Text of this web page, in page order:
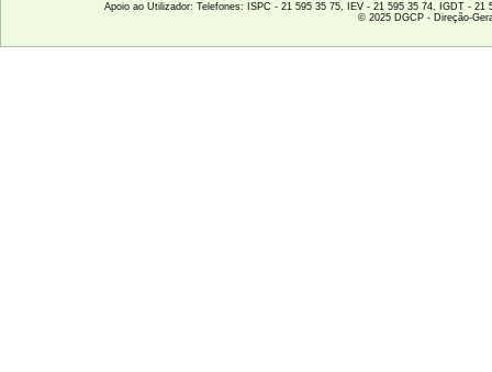
Apoio ao Utilizador: Telefones: ISPC - 21 595 35 75, IEV - 21 595 35 74, IGDT -
© 2025 DGCP - Direção-